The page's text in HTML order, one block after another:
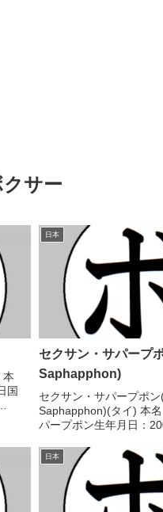
サー
本
国
日本
セクサン・サパープ
Saphapphon)
セクサン・サパープポ
Saphapphon)(タイ) 本
パープポン生年月日：
タイトル】なし 【戦歴
○4R判定 3-0(...
日本